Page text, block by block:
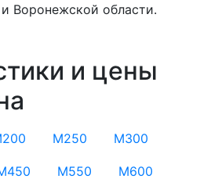
Воронежской области.
и цены
М250 М300
М550
М600